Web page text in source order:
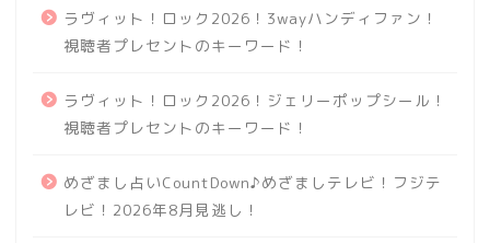
ラヴィット！ロック2026！3wayハンディファン！
視聴者プレセントのキーワード！
ラヴィット！ロック2026！ジェリーポップシール！
視聴者プレセントのキーワード！
めざまし占いCountDown♪めざましテレビ！フジテ
レビ！2026年8月見逃し！